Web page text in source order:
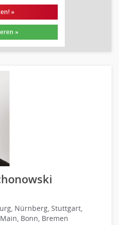
»
»
Nürnberg, Stuttgart,
Bonn, Bremen